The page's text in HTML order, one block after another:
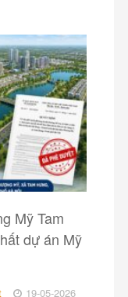
Mỹ Tam
dự án Mỹ
19-05-2026